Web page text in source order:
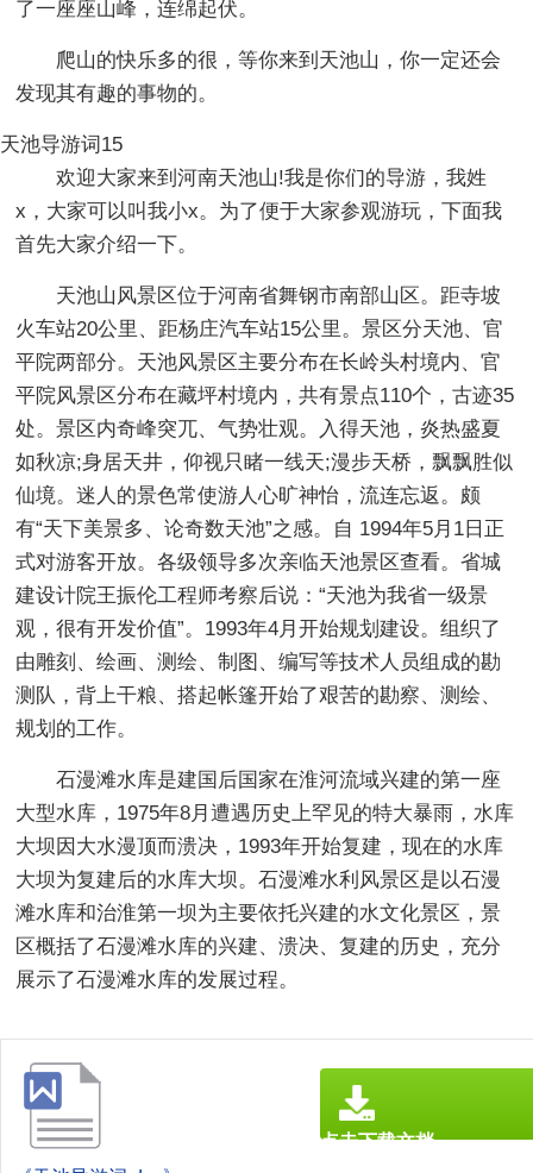
了一座座山峰，连绵起伏。
爬山的快乐多的很，等你来到天池山，你一定还会
发现其有趣的事物的。
天池导游词15
欢迎大家来到河南天池山!我是你们的导游，我姓
x，大家可以叫我小x。为了便于大家参观游玩，下面我
首先大家介绍一下。
天池山风景区位于河南省舞钢市南部山区。距寺坡
火车站20公里、距杨庄汽车站15公里。景区分天池、官
平院两部分。天池风景区主要分布在长岭头村境内、官
平院风景区分布在藏坪村境内，共有景点110个，古迹35
处。景区内奇峰突兀、气势壮观。入得天池，炎热盛夏
如秋凉;身居天井，仰视只睹一线天;漫步天桥，飘飘胜似
仙境。迷人的景色常使游人心旷神怡，流连忘返。颇
有“天下美景多、论奇数天池”之感。自 1994年5月1日正
式对游客开放。各级领导多次亲临天池景区查看。省城
建设计院王振伦工程师考察后说：“天池为我省一级景
观，很有开发价值”。1993年4月开始规划建设。组织了
由雕刻、绘画、测绘、制图、编写等技术人员组成的勘
测队，背上干粮、搭起帐篷开始了艰苦的勘察、测绘、
规划的工作。
石漫滩水库是建国后国家在淮河流域兴建的第一座
大型水库，1975年8月遭遇历史上罕见的特大暴雨，水库
大坝因大水漫顶而溃决，1993年开始复建，现在的水库
大坝为复建后的水库大坝。石漫滩水利风景区是以石漫
滩水库和治淮第一坝为主要依托兴建的水文化景区，景
区概括了石漫滩水库的兴建、溃决、复建的历史，充分
展示了石漫滩水库的发展过程。
点击下载文档